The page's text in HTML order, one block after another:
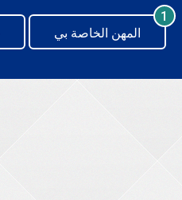
generating new hash
المهن الخاصة بي
1